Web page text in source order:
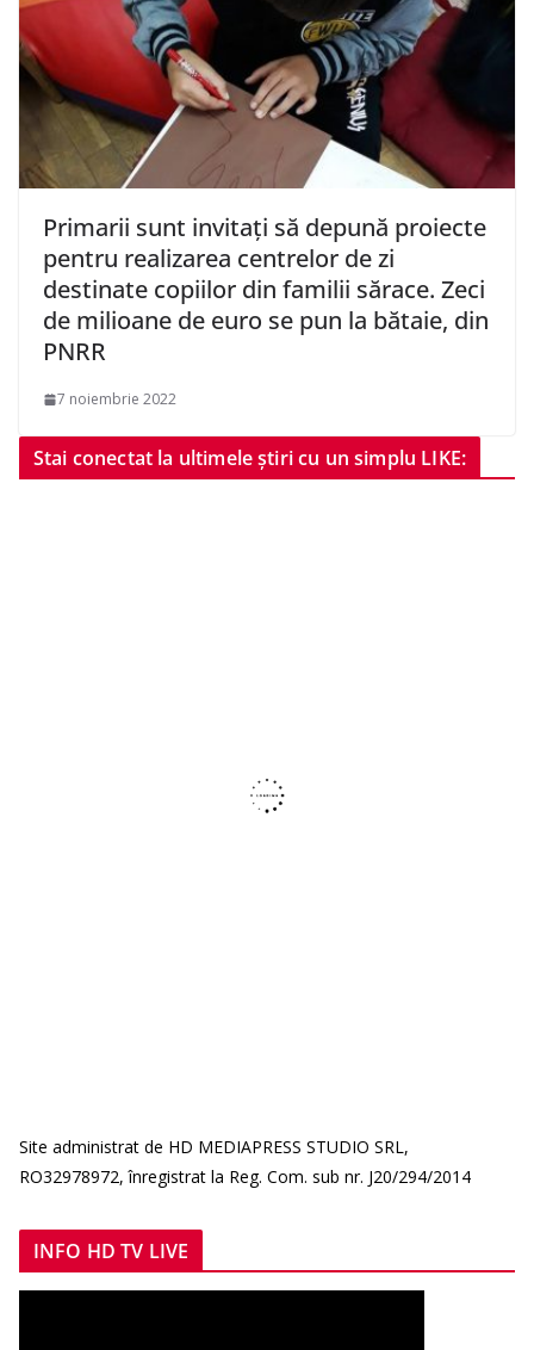
Primarii sunt invitați să depună proiecte
pentru realizarea centrelor de zi
destinate copiilor din familii sărace. Zeci
de milioane de euro se pun la bătaie, din
PNRR
7 noiembrie 2022
Stai conectat la ultimele știri cu un simplu LIKE:
Site administrat de HD MEDIAPRESS STUDIO SRL,
RO32978972, înregistrat la Reg. Com. sub nr. J20/294/2014
INFO HD TV LIVE